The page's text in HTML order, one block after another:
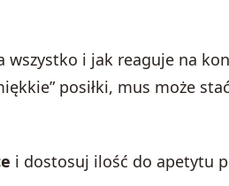
i jak reaguje na
posiłki, mus może
i dostosuj ilość do apetytu